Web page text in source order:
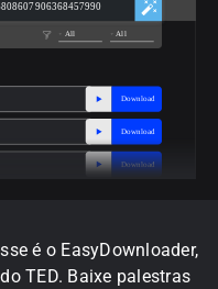
All All
Download
Download
Download
é o EasyDownloader,
TED. Baixe palestras